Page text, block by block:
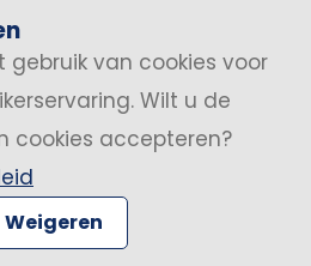
gebruik van cookies voor
Wilt u de
cookies accepteren?
Weigeren